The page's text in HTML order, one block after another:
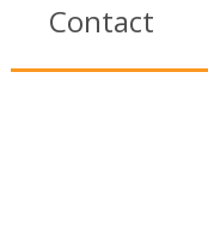
Contact